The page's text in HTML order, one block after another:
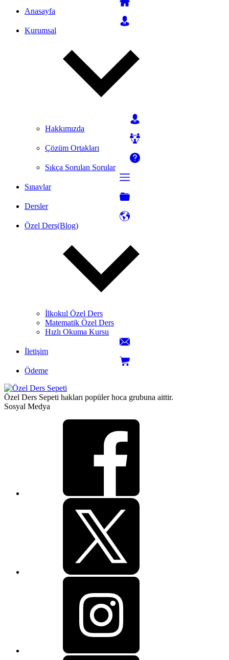
Anasayfa
Kurumsal
Hakkımızda
Çözüm Ortakları
Sıkça Sorulan Sorular
Sınavlar
Dersler
Özel Ders(Blog)
İlkokul Özel Ders
Matematik Özel Ders
Hızlı Okuma Kursu
İletişim
Ödeme
Özel Ders Sepeti hakları popüler hoca grubuna aittir.
Sosyal Medya